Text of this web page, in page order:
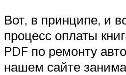
Вот, в принципе, и
процесс оплаты
PDF по ремонту
нашем сайте